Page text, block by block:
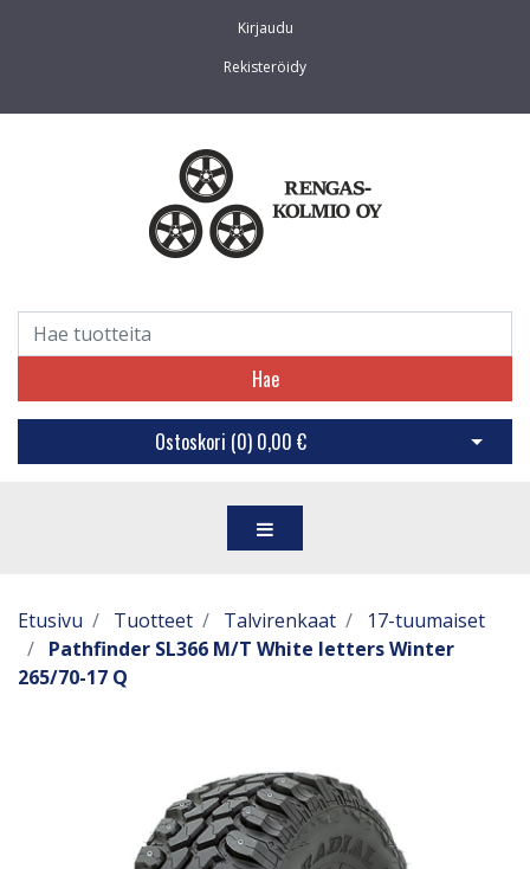
Kirjaudu
Rekisteröidy
Hae
Ostoskori (0) 0,00 € Avaa
Etusivu Tuotteet Talvirenkaat
17-tuumaiset
Pathfinder SL366 M/T White letters Winter
265/70-17 Q